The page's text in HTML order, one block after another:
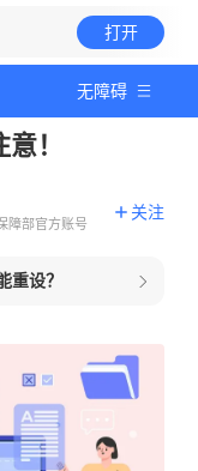
打开
无障碍
！
障部官方账号
关注
重设？